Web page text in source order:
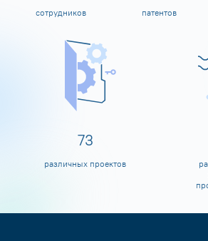
сотрудников патентов
80
различных проектов